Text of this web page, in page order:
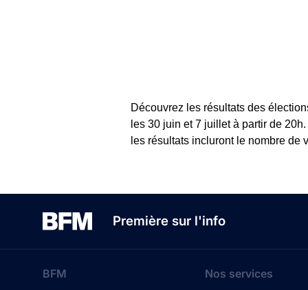
Découvrez les résultats des
les 30 juin et 7 juillet à partir de
les résultats incluront le nombre de
Première sur l'info
BFM Nos services